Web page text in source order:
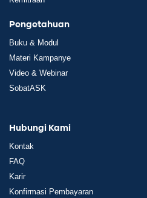
Pengetahuan
Buku & Modul
Materi Kampanye
Video & Webinar
SobatASK
Hubungi Kami
Kontak
FAQ
Karir
Konfirmasi Pembayaran